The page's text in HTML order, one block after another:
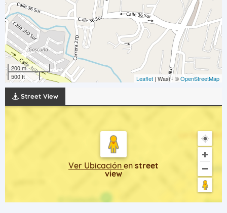
200 m
500 ft
Leaflet | Wasi - ©OpenStreetMap
Street View
Ver Ubicación en street
view